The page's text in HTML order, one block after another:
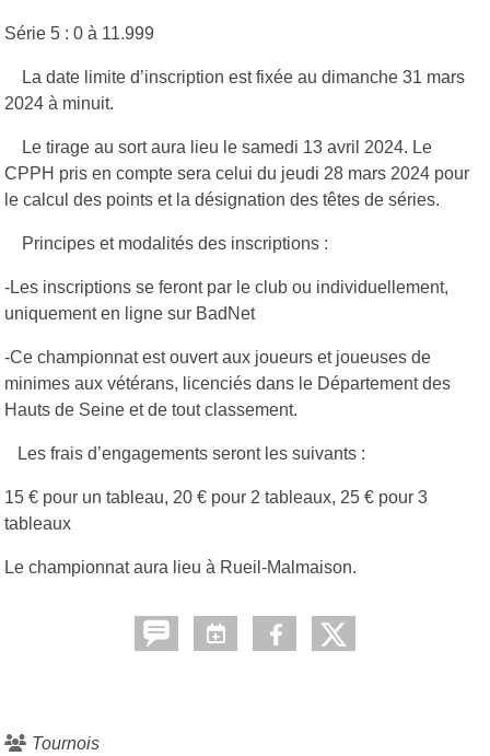
Série 5 : 0 à 11.999
La date limite d’inscription est fixée au dimanche 31 mars
2024 à minuit.
Le tirage au sort aura lieu le samedi 13 avril 2024. Le
CPPH pris en compte sera celui du jeudi 28 mars 2024 pour
le calcul des points et la désignation des têtes de séries.
Principes et modalités des inscriptions :
-Les inscriptions se feront par le club ou individuellement,
uniquement en ligne sur BadNet
-Ce championnat est ouvert aux joueurs et joueuses de
minimes aux vétérans, licenciés dans le Département des
Hauts de Seine et de tout classement.
Les frais d’engagements seront les suivants :
15 € pour un tableau, 20 € pour 2 tableaux, 25 € pour 3
tableaux
Le championnat aura lieu à Rueil-Malmaison.
Tournois